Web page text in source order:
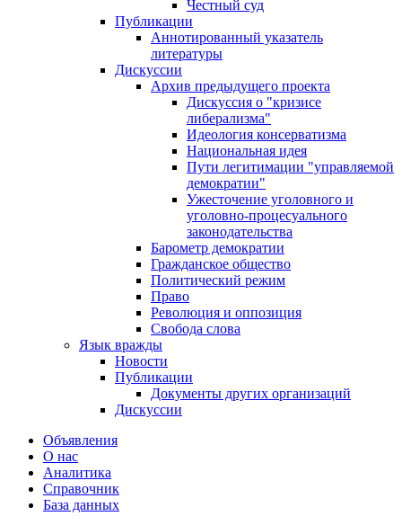
Честный суд
Публикации
Аннотированный указатель
литературы
Дискуссии
Архив предыдущего проекта
Дискуссия о "кризисе
либерализма"
Идеология консерватизма
Национальная идея
Пути легитимации "управляемой
демократии"
Ужесточение уголовного и
уголовно-процесуального
законодательства
Барометр демократии
Гражданское общество
Политический режим
Право
Революция и оппозиция
Свобода слова
Язык вражды
Новости
Публикации
Документы других организаций
Дискуссии
Объявления
О нас
Аналитика
Справочник
База данных